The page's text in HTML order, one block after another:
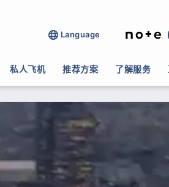
Language
私人飞机 推荐方案 了解服务